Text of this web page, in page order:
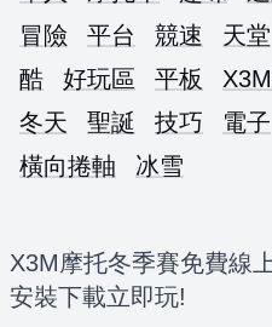
冒險
平台 競速 天堂
酷
好玩區 平板
冬天
聖誕 技巧 電子
橫向捲軸
冰雪
X3M摩托冬季賽免費線
安裝下載立即玩!